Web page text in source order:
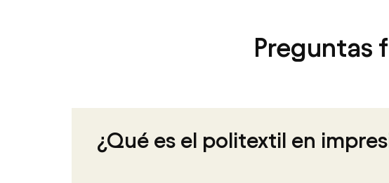
Preguntas
¿Qué es el politextil en